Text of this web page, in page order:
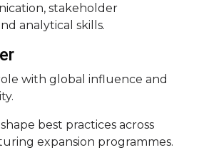
stakeholder
analytical skills.
with global influence and
best practices across
expansion programmes.